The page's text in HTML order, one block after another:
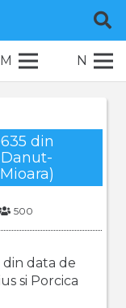
M N
din
500
din data de
si Porcica